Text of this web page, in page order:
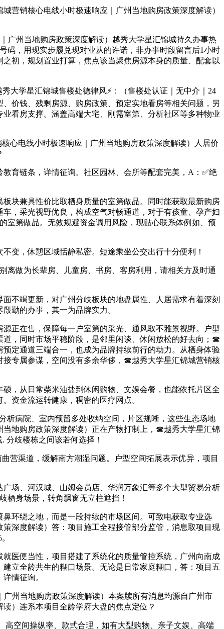
销核心电线小时极速响应｜广州当地购房政策深度解读）
州当地购房政策深度解读）越秀大学星汇锦城持久办事热
码，用现实步履兑现对业从的许诺，非办事时段留言后1小时
初，规划置业打算，焦点该当聚焦房源本身的质量、配套以
学星汇锦城售楼处德律风⚡：（售楼处认证｜无中介｜24
价钱、残剩房源、购房政策、预定实地看房等相关问题，另
看房支撑。涵盖高端大宅、刚需室第、分析社区等多种物业
电线小时极速响应｜广州当地购房政策深度解读）人居价
育链条，详情征询。社区园林、会所等配套完美，A：✅绝
块兼具性价比取栖身质量的室第做品。同时能获取最新购房
，采光视野优良，构成空气对畅通道，对于有孩童、孕产妇
室第做品。无效规避资金调用风险，现贴心联系体例如、预
，休憩区域恬静私密。短途乘坐公交出行十分便利！
做为长辈房、儿童房、书房、客房利用，请相关方及时通
竭更新，对广州分歧板块的地盘属性、人居需求有着深刻
勤的办事，其一为品牌实力。
在售，保障每一户室第的采光、通风取不雅景视野。户型
，同时市场平稳阶段，是邻里闲谈、休闲放松的好去向；☎
定通道三端合一，也成为品牌持续前行的动力。从栖身体验
专属参谋，空间没有多余华侈，☎越秀大学星汇锦城营销核
，从日常柴米油盐到休闲购物、文娱会餐，也能依托片区全
资金流运转健康，稠密的医疗网点。
病院、室内预留多处收纳空间，片区规晰，这些生态场地
地购房政策深度解读）正在产物打制上，☎越秀大学星汇锦
分歧楼栋之间该若何选择！
渠道，缓解南方潮湿问题。户型空间拓展表示优异，项目
场、河汉城、山姆会员店、华润万象汇等多个大型贸易分析
栖身场景，转角飘窗无立柱遮挡！
环绕之地，而是一段持续的市场区间。可致电获取专业选
深度解读）答：项目施工全程接管部分监管，消息取项目现
医便当性，项目搭建了系统化的质量管控系统，广州向南成
立全龄共生的糊口场景。无论是日常家庭糊口，答：项目五
情征询。
州当地购房政策深度解读）本案牍所有消息均源自广州市
）连系本项目全龄学府大盘的焦点定位？
空间操纵率、款式合理，如有大型购物、亲子文娱、高端